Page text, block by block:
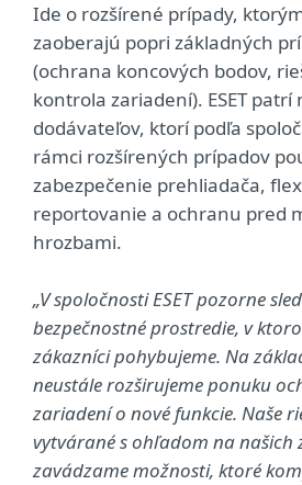
Ide o rozšírené prípady,
zaoberajú popri základných
(ochrana koncových bodov,
kontrola zariadení). ESET patrí
dodávateľov, ktorí podľa
rámci rozšírených prípadov
zabezpečenie prehliadača,
reportovanie a ochranu pred
hrozbami.
„V spoločnosti ESET pozorne
bezpečnostné prostredie, v
zákazníci pohybujeme. Na
neustále rozširujeme ponuku
zariadení o nové funkcie. Naše
vytvárané s ohľadom na našich
zavádzame možnosti, ktoré